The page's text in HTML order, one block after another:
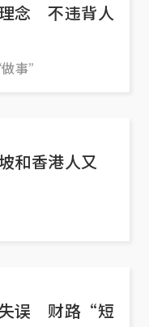
念 不违背人
事”
和香港人又
失误 财路“短